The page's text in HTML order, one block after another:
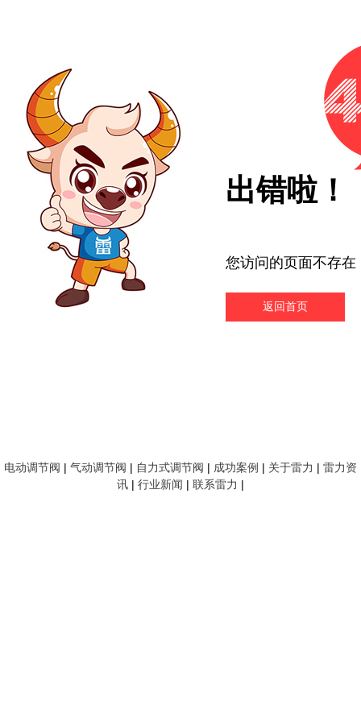
出错啦！
您访问的页面不存在
返回首页
电动调节阀 | 气动调节阀 | 自力式调节阀 | 成功案例 | 关于雷力 | 雷力资
讯 | 行业新闻 | 联系雷力 |